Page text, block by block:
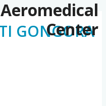
Center
GONGORA